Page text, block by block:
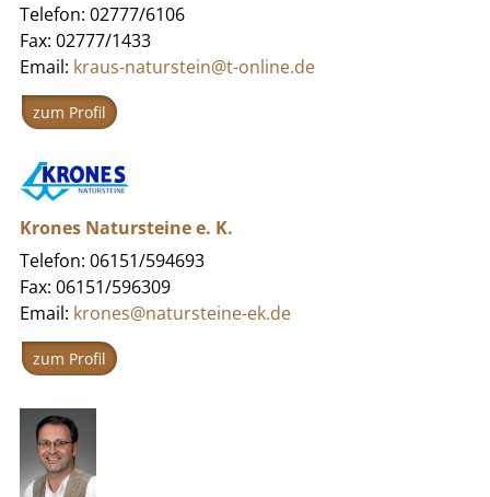
Telefon: 02777/6106
Fax: 02777/1433
Email: kraus-naturstein@t-online.de
zum Profil
Krones Natursteine e. K.
Telefon: 06151/594693
Fax: 06151/596309
Email: krones@natursteine-ek.de
zum Profil